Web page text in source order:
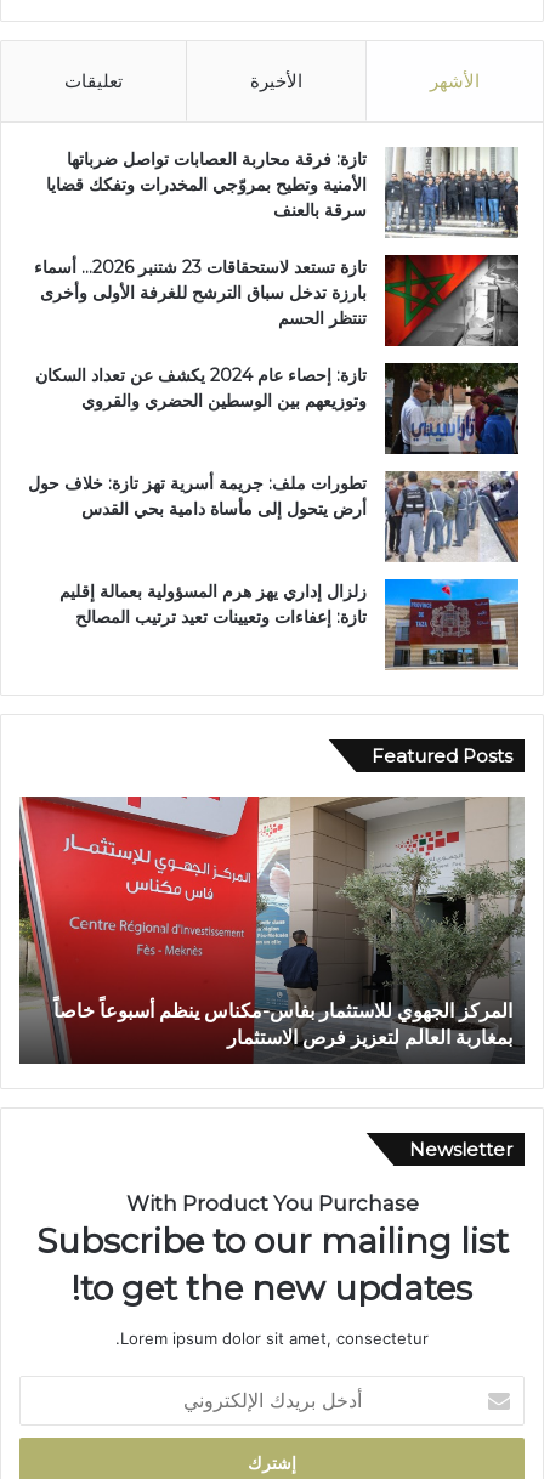
ز
الأشهر الأخيرة تعليقات
تازة: فرقة محاربة العصابات تواصل ضرباتها
الأمنية وتطيح بمروّجي المخدرات وتفكك قضايا
سرقة بالعنف
تازة تستعد لاستحقاقات 23 شتنبر 2026… أسماء
بارزة تدخل سباق الترشح للغرفة الأولى وأخرى
تنتظر الحسم
تازة: إحصاء عام 2024 يكشف عن تعداد السكان
وتوزيعهم بين الوسطين الحضري والقروي
تطورات ملف: جريمة أسرية تهز تازة: خلاف حول
أرض يتحول إلى مأساة دامية بحي القدس
زلزال إداري يهز هرم المسؤولية بعمالة إقليم
تازة: إعفاءات وتعيينات تعيد ترتيب المصالح
Featured Posts
ينظم أسبوعاً خاصاً
و
ف
ا
ة
ش
ث
ر
ط
ع
ن
ل
س
ا
ا
أ
ب
وفاة شخص إثر طعنة بالسلاح الأبيض
تازة.. ومطالب بتعزيز الأمن
Newsletter
With Product You Purchase
Subscribe to our mailing list
to get the new updates!
Lorem ipsum dolor sit amet, consectetur.
خ